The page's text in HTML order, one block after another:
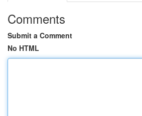
Comments
Submit a Comment
No HTML